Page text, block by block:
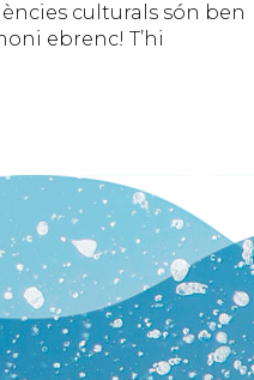
culturals són ben
ebrenc! T’hi